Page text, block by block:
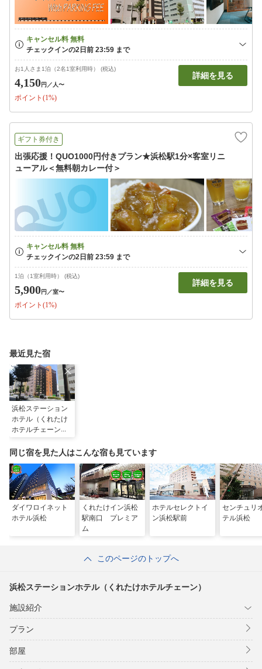
お1人さま1泊（2名1室利用時） (税込)
4,150円 ／人〜
ポイント(1%)
詳細を見る
ギフト券付き
出張応援！QUO1000円付きプラン★浜松駅1分×客室リニ
ューアル＜無料朝カレー付＞
1泊（1室利用時） (税込)
5,900円 ／室〜
ポイント(1%)
詳細を見る
最近見た宿
浜松ステーション
ホテル（くれたけ
ホテルチェーン）
同じ宿を見た人はこんな宿も見ています
ダイワロイネット
ホテル浜松
くれたけイン浜松
駅南口 プレミア
ム
ホテルセレクトイ
ン浜松駅前
センチュリ
テル浜松
このページのトップへ
浜松ステーションホテル（くれたけホテルチェーン）
施設紹介
プラン
部屋